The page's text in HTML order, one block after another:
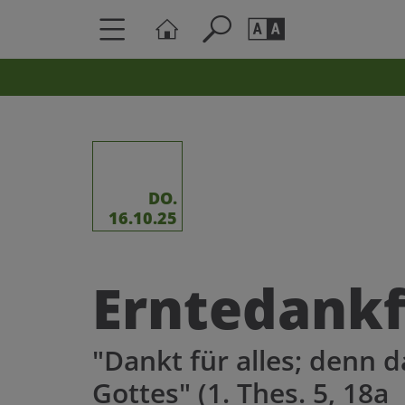
DO.
16.10.25
"Dankt für alles; denn
Gottes" (1. Thes. 5, 18a